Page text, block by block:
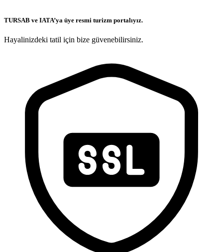
TURSAB ve IATA’ya üye resmi turizm portalıyız.
Hayalinizdeki tatil için bize güvenebilirsiniz.